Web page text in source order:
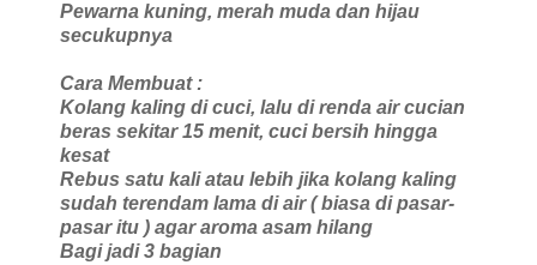
Pewarna kuning, merah muda dan hijau
secukupnya
Cara Membuat :
Kolang kaling di cuci, lalu di renda air cucian
beras sekitar 15 menit, cuci bersih hingga
kesat
Rebus satu kali atau lebih jika kolang kaling
sudah terendam lama di air ( biasa di pasar-
pasar itu ) agar aroma asam hilang
Bagi jadi 3 bagian